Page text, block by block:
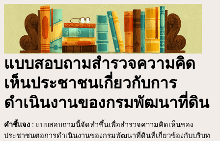
แบบสอบถามสำรวจความคิด
เห็นประชาชนเกี่ยวกับการ
ดำเนินงานของกรมพัฒนาที่ดิน
คำชี้แจง : แบบสอบถามนี้จัดทำขึ้นเพื่อสำรวจความคิดเห็นของ
ประชาชนต่อการดำเนินงานของกรมพัฒนาที่ดินที่เกี่ยวข้องกับบริบท